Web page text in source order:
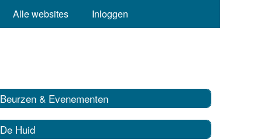
Alle websites Inloggen
Beurzen & Evenementen
De Huid